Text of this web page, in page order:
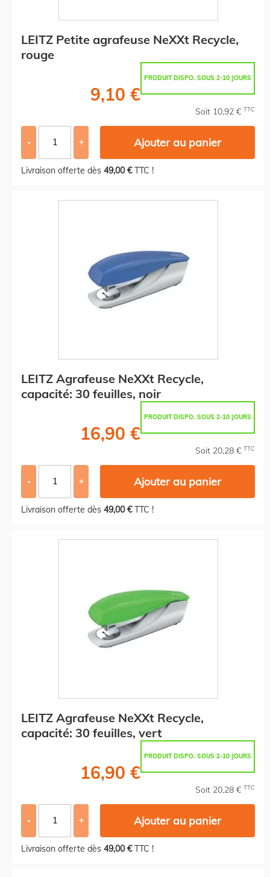
LEITZ Petite agrafeuse NeXXt Recycle,
rouge
PRODUIT DISPO. SOUS 2-10 JOURS
9,10 €
Soit 10,92 € TTC
- + Ajouter au panier
Livraison offerte dès 49,00 €TTC !
LEITZ Agrafeuse NeXXt Recycle,
capacité: 30 feuilles, noir
PRODUIT DISPO. SOUS 2-10 JOURS
16,90 €
Soit 20,28 € TTC
- + Ajouter au panier
Livraison offerte dès 49,00 €TTC !
LEITZ Agrafeuse NeXXt Recycle,
capacité: 30 feuilles, vert
PRODUIT DISPO. SOUS 2-10 JOURS
16,90 €
Soit 20,28 € TTC
- + Ajouter au panier
Livraison offerte dès 49,00 €TTC !